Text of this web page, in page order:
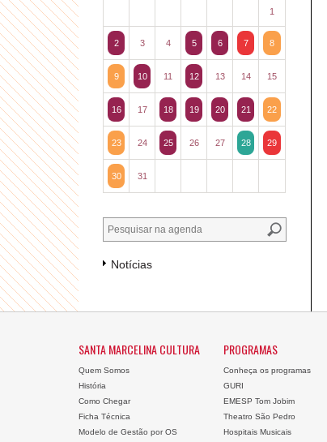
1
2 3 4 5 6 7 8
9 10 11 12 13 14 15
16 17 18 19 20 21 22
23 24 25 26 27 28 29
30 31
Notícias
SANTA MARCELINA CULTURA
Quem Somos
História
Como Chegar
Ficha Técnica
Modelo de Gestão por OS
PROGRAMAS
Conheça os programas
GURI
EMESP Tom Jobim
Theatro São Pedro
Hospitais Musicais